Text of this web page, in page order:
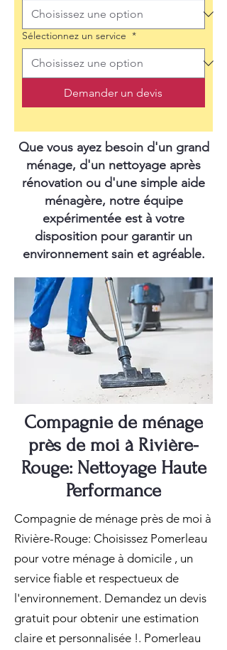
Sélectionnez un service *
Demander un devis
Que vous ayez besoin d'un grand
ménage, d'un nettoyage après
rénovation ou d'une simple aide
ménagère, notre équipe
expérimentée est à votre
disposition pour garantir un
environnement sain et agréable.
Compagnie de ménage
près de moi à Rivière-
Rouge: Nettoyage Haute
Performance
Compagnie de ménage près de moi à
Rivière-Rouge: Choisissez Pomerleau
pour votre ménage à domicile , un
service fiable et respectueux de
l'environnement. Demandez un devis
gratuit pour obtenir une estimation
claire et personnalisée !. Pomerleau